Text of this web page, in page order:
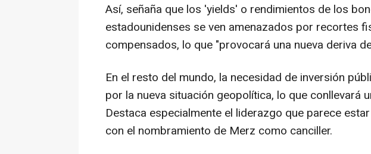
Así, señaña que los 'yields' o rendimientos de los
estadounidenses se ven amenazados por recortes
compensados, lo que "provocará una nueva deriva
En el resto del mundo, la necesidad de inversión
por la nueva situación geopolítica, lo que conllevará
Destaca especialmente el liderazgo que parece
con el nombramiento de Merz como canciller.